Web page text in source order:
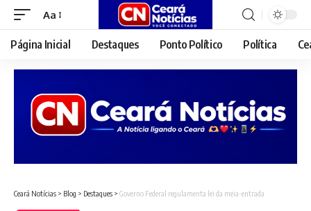
Font
Resizer
Aa
Página Inicial Destaques Ponto Político Política
Ceará Notícias > Blog > Destaques > Governo Federal regulamenta lei da meia-entrada